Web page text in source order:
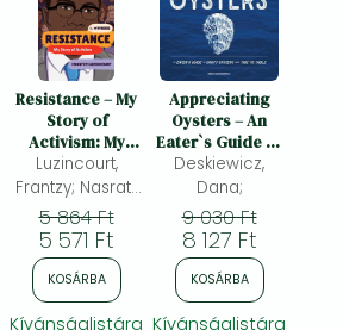
Resistance – My
Story of
Activism: My
Story of
Activism
Luzincourt,
Frantzy; Nasrati,
Zainab;
Rosenblum,
Zoe;
5 864 Ft
5 571 Ft
KOSÁRBA
Kívánságlistára
Appreciating
Oysters – An
Eater`s Guide to
Craft Oysters
from Tide to
Table: An
Eater's Guide to
Craft Oysters
from Tide to
Deskiewicz,
Dana;
9 030 Ft
8 127 Ft
KOSÁRBA
Kívánságlistára